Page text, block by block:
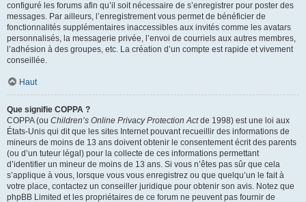
configuré les forums afin qu’il soit nécessaire de s’enregistrer pour poster des
messages. Par ailleurs, l’enregistrement vous permet de bénéficier de
fonctionnalités supplémentaires inaccessibles aux invités comme les avatars
personnalisés, la messagerie privée, l’envoi de courriels aux autres membres,
l’adhésion à des groupes, etc. La création d’un compte est rapide et vivement
conseillée.
Haut
Que signifie COPPA ?
COPPA (ou Children’s Online Privacy Protection Actde 1998) est une loi aux
États-Unis qui dit que les sites Internet pouvant recueillir des informations de
mineurs de moins de 13 ans doivent obtenir le consentement écrit des parents
(ou d’un tuteur légal) pour la collecte de ces informations permettant
d’identifier un mineur de moins de 13 ans. Si vous n’êtes pas sûr que cela
s’applique à vous, lorsque vous vous enregistrez ou que quelqu’un le fait à
votre place, contactez un conseiller juridique pour obtenir son avis. Notez que
phpBB Limited et les propriétaires de ce forum ne peuvent pas fournir de